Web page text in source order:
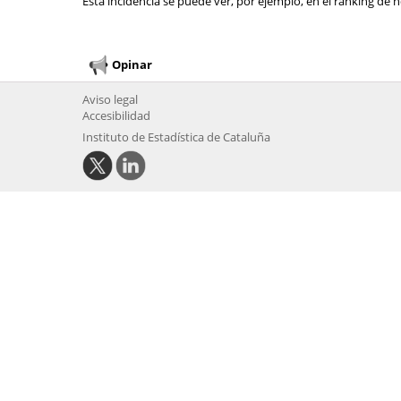
Opinar
Aviso legal
Accesibilidad
Instituto de Estadística de Cataluña